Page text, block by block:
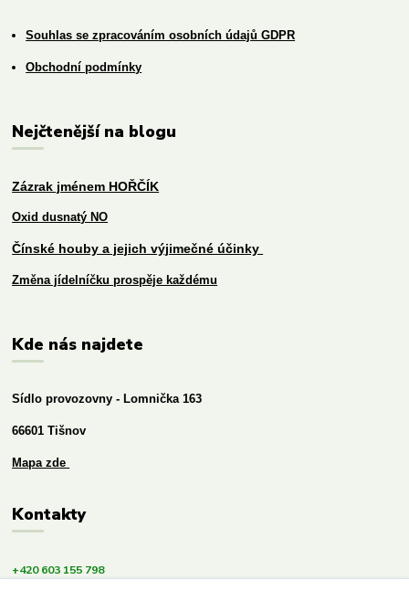
Souhlas se zpracováním osobních údajů GDPR
Obchodní podmínky
Nejčtenější na blogu
Zázrak jménem HOŘČÍK
Oxid dusnatý NO
Čínské houby a jejich výjimečné účinky
Změna jídelníčku prospěje každému
Kde nás najdete
Sídlo provozovny - Lomnička 163
66601 Tišnov
Mapa zde
Kontakty
+420 603 155 798